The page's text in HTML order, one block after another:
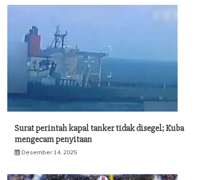
Surat perintah kapal tanker tidak disegel; Kuba
mengecam penyitaan
Desember 14, 2025